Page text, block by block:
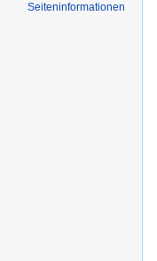
Seiteninformationen